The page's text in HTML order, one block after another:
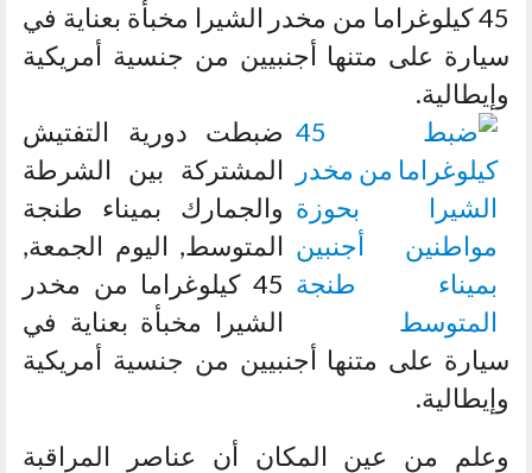
45 كيلوغراما من مخدر الشيرا مخبأة بعناية في
سيارة على متنها أجنبيين من جنسية أمريكية
وإيطالية.
ضبطت دورية التفتيش
المشتركة بين الشرطة
والجمارك بميناء طنجة
المتوسط, اليوم الجمعة,
45 كيلوغراما من مخدر
الشيرا مخبأة بعناية في
سيارة على متنها أجنبيين من جنسية أمريكية
وإيطالية.
وعلم من عين المكان أن عناصر المراقبة